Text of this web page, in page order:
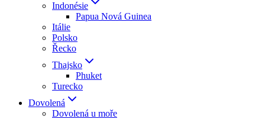
Indonésie
Papua Nová Guinea
Itálie
Polsko
Řecko
Thajsko
Phuket
Turecko
Dovolená
Dovolená u moře